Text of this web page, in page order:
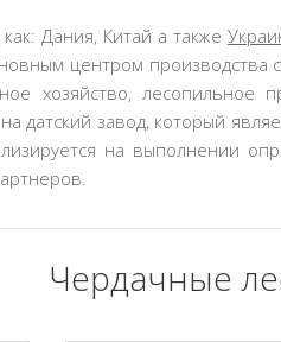
Дания, Китай а также
центром
хозяйство, лесопильное
датский завод, который
на выполнении
Чердачные